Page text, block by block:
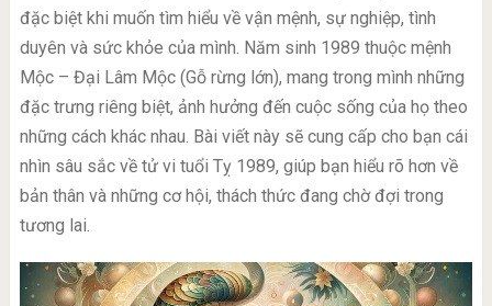
đặc biệt khi muốn tìm hiểu về vận mệnh, sự nghiệp, tình
duyên và sức khỏe của mình. Năm sinh 1989 thuộc mệnh
Mộc – Đại Lâm Mộc (Gỗ rừng lớn), mang trong mình những
đặc trưng riêng biệt, ảnh hưởng đến cuộc sống của họ theo
những cách khác nhau. Bài viết này sẽ cung cấp cho bạn cái
nhìn sâu sắc về tử vi tuổi Tỵ 1989, giúp bạn hiểu rõ hơn về
bản thân và những cơ hội, thách thức đang chờ đợi trong
tương lai.